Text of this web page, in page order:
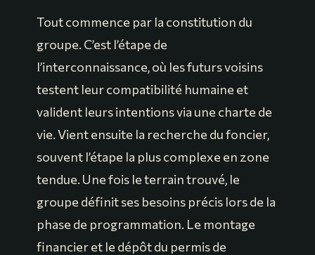
Tout commence par la constitution du
groupe. C’est l’étape de
l’interconnaissance, où les futurs voisins
testent leur compatibilité humaine et
valident leurs intentions via une charte de
vie. Vient ensuite la recherche du foncier,
souvent l’étape la plus complexe en zone
tendue. Une fois le terrain trouvé, le
groupe définit ses besoins précis lors de la
phase de programmation. Le montage
financier et le dépôt du permis de